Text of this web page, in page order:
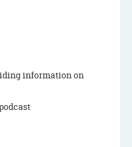
information on